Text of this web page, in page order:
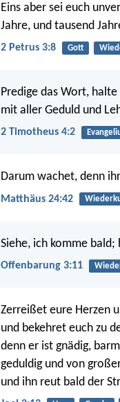
Eins aber sei euch
Jahre, und tausend
2 Petrus 3:8 Gott
Predige das Wort,
mit aller Geduld und
2 Timotheus 4:2
Darum wachet, denn
Matthäus 24:42
Siehe, ich komme
Offenbarung 3:11
Zerreißet eure Herzen
und bekehret euch zu
denn er ist gnädig,
geduldig und von
und ihn reut bald der